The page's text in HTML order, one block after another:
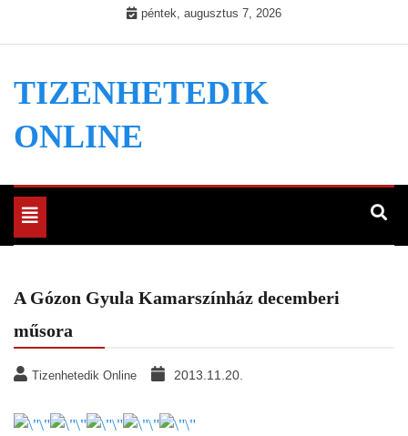
péntek, augusztus 7, 2026
TIZENHETEDIK
ONLINE
Toggle
navigation
A Gózon Gyula Kamarszínház decemberi
műsora
Tizenhetedik Online 2013.11.20.